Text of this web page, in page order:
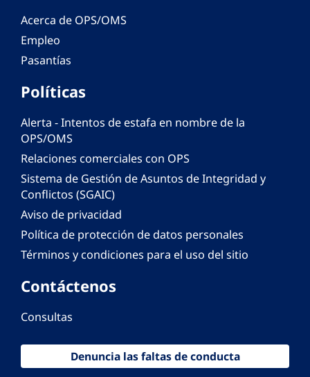
Acerca de OPS/OMS
Empleo
Pasantías
Políticas
Alerta - Intentos de estafa en nombre de la
OPS/OMS
Relaciones comerciales con OPS
Sistema de Gestión de Asuntos de Integridad y
Conflictos (SGAIC)
Aviso de privacidad
Política de protección de datos personales
Términos y condiciones para el uso del sitio
Contáctenos
Consultas
Denuncia las faltas de conducta